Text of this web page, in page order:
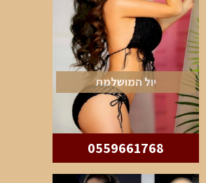
יול המושלמת
0559661768